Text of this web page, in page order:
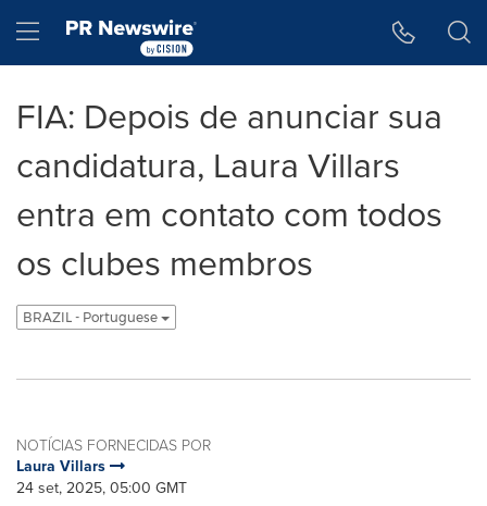
Hamburger menu
FIA: Depois de anunciar sua
candidatura, Laura Villars
entra em contato com todos
os clubes membros
BRAZIL - Portuguese
NOTÍCIAS FORNECIDAS POR
Laura Villars
24 set, 2025, 05:00 GMT